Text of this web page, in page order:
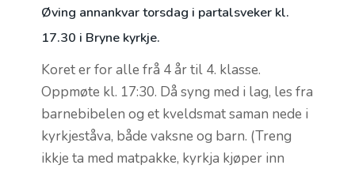
LIVETS VEG
KALENDER
NETTKYRKJA
Øving annankvar torsdag i partalsveker kl.
17.30 i Bryne kyrkje.
Koret er for alle frå 4 år til 4. klasse.
Oppmøte kl. 17:30. Då syng med i lag, les fra
barnebibelen og et kveldsmat saman nede i
kyrkjeståva, både vaksne og barn. (Treng
ikkje ta med matpakke, kyrkja kjøper inn